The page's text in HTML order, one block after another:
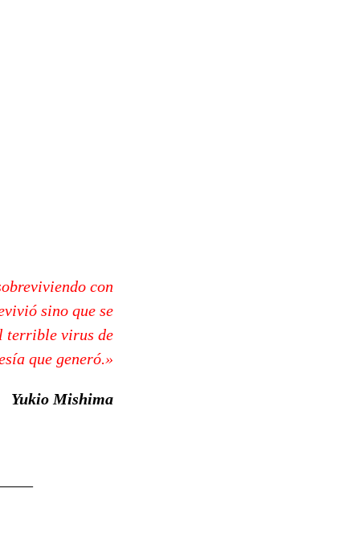
con
sino que se
terrible virus de
que generó.»
Yukio Mishima